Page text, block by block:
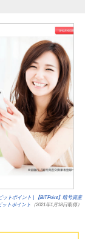
トポイント | 【BITPoint】暗号資産
ットポイント
（2021年1月18日取得）